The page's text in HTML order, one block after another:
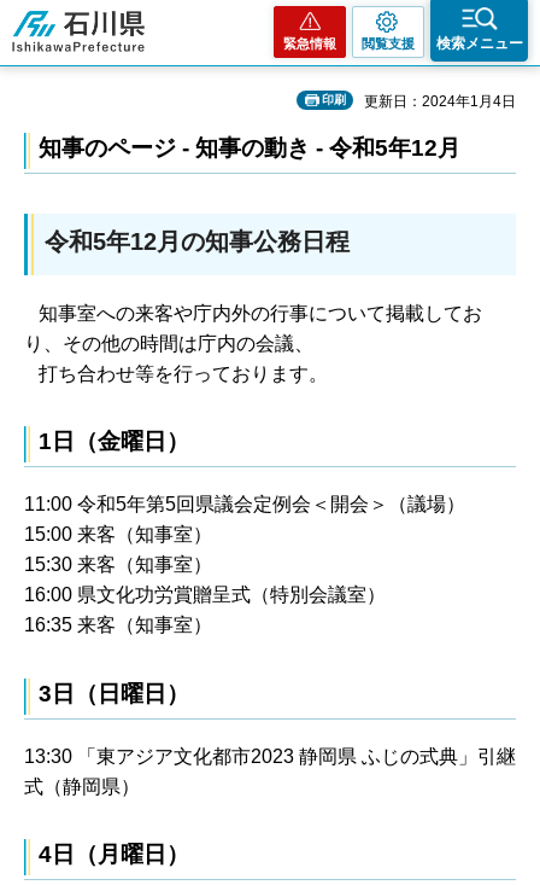
石川県
緊急情報 閲覧支援 検索メニュー
印刷 更新日：2024年1月4日
知事のページ - 知事の動き - 令和5年12月
令和5年12月の知事公務日程
知事室への来客や庁内外の行事について掲載してお
り、その他の時間は庁内の会議、
打ち合わせ等を行っております。
1日（金曜日）
11:00 令和5年第5回県議会定例会＜開会＞（議場）
15:00 来客（知事室）
15:30 来客（知事室）
16:00 県文化功労賞贈呈式（特別会議室）
16:35 来客（知事室）
3日（日曜日）
13:30 「東アジア文化都市2023 静岡県 ふじの式典」引継
式（静岡県）
4日（月曜日）